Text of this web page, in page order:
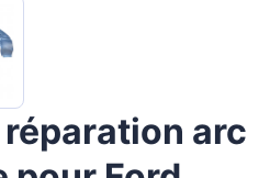
arc